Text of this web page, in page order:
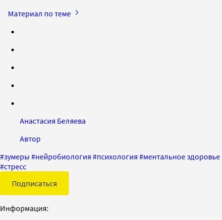
Материал по теме
Анастасия Беляева
Автор
#зумеры #нейробиология #психология #ментальное здоровье
#стресс
Подписаться
Информация: